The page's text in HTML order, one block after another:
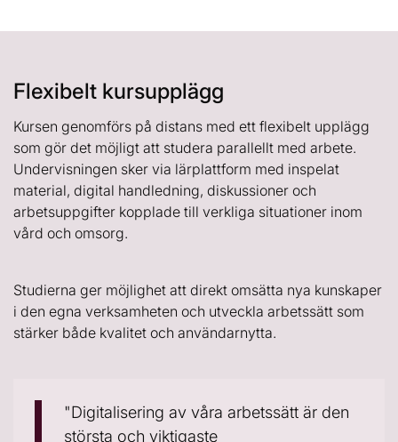
Flexibelt kursupplägg
Kursen genomförs på distans med ett flexibelt upplägg
som gör det möjligt att studera parallellt med arbete.
Undervisningen sker via lärplattform med inspelat
material, digital handledning, diskussioner och
arbetsuppgifter kopplade till verkliga situationer inom
vård och omsorg.
Studierna ger möjlighet att direkt omsätta nya kunskaper
i den egna verksamheten och utveckla arbetssätt som
stärker både kvalitet och användarnytta.
"Digitalisering av våra arbetssätt är den
största och viktigaste